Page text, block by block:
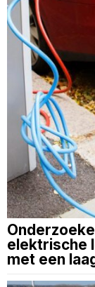
elektrische
met een